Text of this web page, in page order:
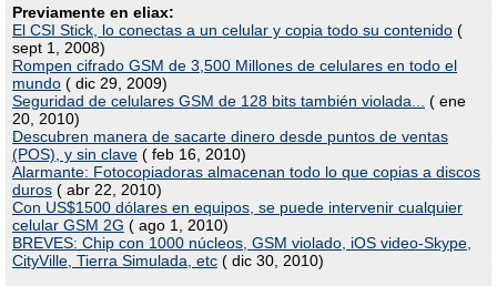
Previamente en eliax:
El CSI Stick, lo conectas a un celular y copia todo su contenido (
sept 1, 2008)
Rompen cifrado GSM de 3,500 Millones de celulares en todo el
mundo ( dic 29, 2009)
Seguridad de celulares GSM de 128 bits también violada...
( ene
20, 2010)
Descubren manera de sacarte dinero desde puntos de ventas
(POS), y sin clave ( feb 16, 2010)
Alarmante: Fotocopiadoras almacenan todo lo que copias a discos
duros ( abr 22, 2010)
Con US$1500 dólares en equipos, se puede intervenir cualquier
celular GSM 2G ( ago 1, 2010)
BREVES: Chip con 1000 núcleos, GSM violado, iOS video-Skype,
CityVille, Tierra Simulada, etc ( dic 30, 2010)